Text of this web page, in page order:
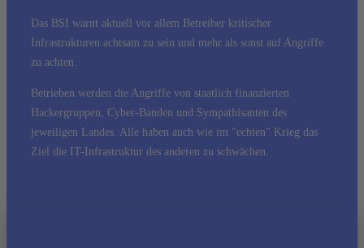
Das BSI warnt aktuell vor allem Betreiber kritischer
Infrastrukturen achtsam zu sein und mehr als sonst auf Angriffe
zu achten.
Betrieben werden die Angriffe von staatlich finanzierten
Hackergruppen, Cyber-Banden und Sympathisanten des
jeweiligen Landes. Alle haben auch wie im "echten" Krieg das
Ziel die IT-Infrastruktur des anderen zu schwächen.